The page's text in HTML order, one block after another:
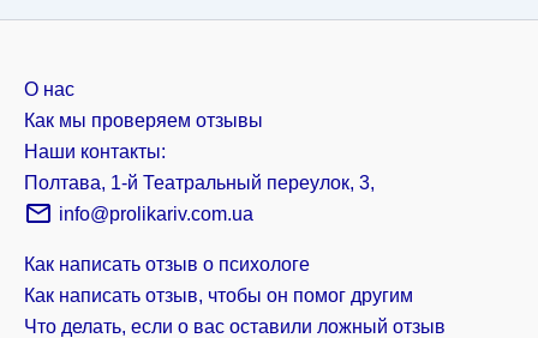
О нас
Как мы проверяем отзывы
Наши контакты:
Полтава, 1-й Театральный переулок, 3,
info@prolikariv.com.ua
Как написать отзыв о психологе
Как написать отзыв, чтобы он помог другим
Что делать, если о вас оставили ложный отзыв